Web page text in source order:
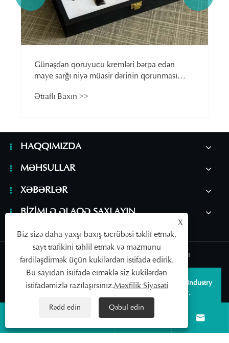
Günəşdən qoruyucu kremləri bərpa edən
maye sarğı niyə müasir dərinin qorunması
Ətraflı Baxın >>
HAQQIMIZDA
MƏHSULLAR
XƏBƏRLƏR
BIZIMLƏ ƏLAQƏ SAXLAYIN
Links Sitemap RSS XML | Məxfilik Siyasəti
Copyright © 2026 Qingdao SAILDAR Medical Device Industry
Development Co., Ltd. Bütün hüquqlar qorunur.
 
X
Biz sizə daha yaxşı baxış təcrübəsi təklif etmək,
sayt trafikini təhlil etmək və məzmunu
fərdiləşdirmək üçün kukilərdən istifadə edirik.
Bu saytdan istifadə etməklə siz kukilərdən
istifadəmizlə razılaşırsınız.Məxfilik Siyasəti
Rədd edin Qəbul edin